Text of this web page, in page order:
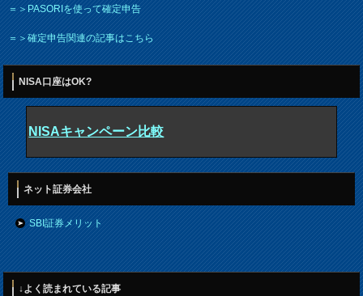
＝＞PASORIを使って確定申告
＝＞確定申告関連の記事はこちら
NISA口座はOK?
NISAキャンペーン比較
ネット証券会社
SBI証券メリット
↓よく読まれている記事